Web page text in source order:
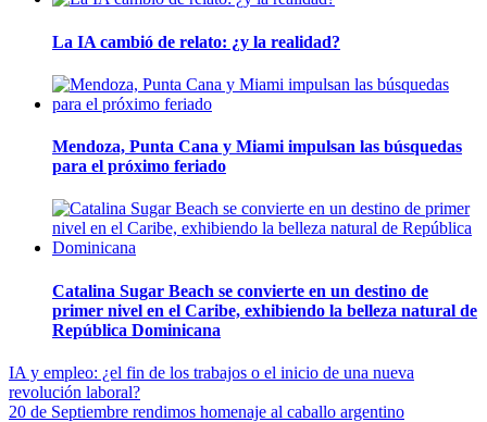
La IA cambió de relato: ¿y la realidad?
Mendoza, Punta Cana y Miami impulsan las búsquedas
para el próximo feriado
Catalina Sugar Beach se convierte en un destino de
primer nivel en el Caribe, exhibiendo la belleza natural de
República Dominicana
Navegación
de
IA y empleo: ¿el fin de los trabajos o el inicio de una nueva
revolución laboral?
20 de Septiembre rendimos homenaje al caballo argentino